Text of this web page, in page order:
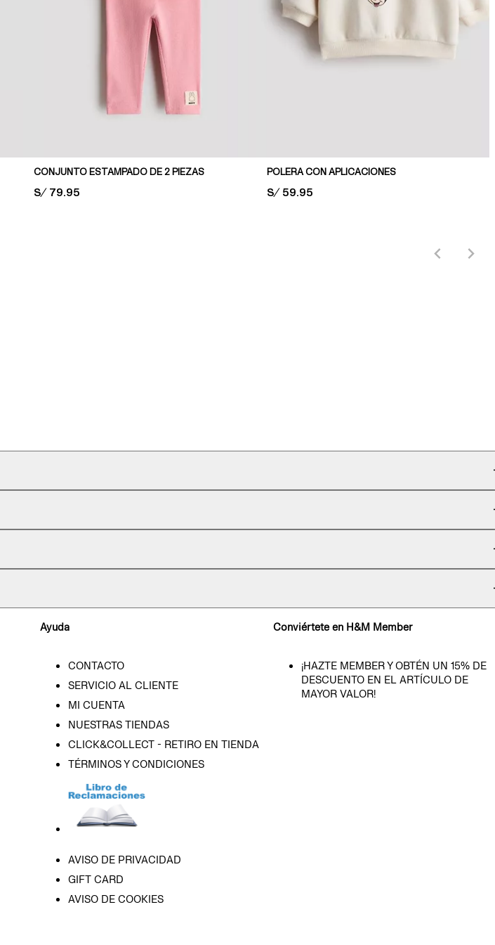
CONJUNTO ESTAMPADO DE 2 PIEZAS
PRICE:
S/ 79.95
POLERA CON APLICACIONES
PRICE:
S/ 59.95
Ayuda
CONTACTO
SERVICIO AL CLIENTE
MI CUENTA
NUESTRAS TIENDAS
CLICK&COLLECT - RETIRO EN TIENDA
TÉRMINOS Y CONDICIONES
AVISO DE PRIVACIDAD
GIFT CARD
AVISO DE COOKIES
Conviértete en H&M Member
¡HAZTE MEMBER Y OBTÉN UN 15% DE
DESCUENTO EN EL ARTÍCULO DE
MAYOR VALOR!